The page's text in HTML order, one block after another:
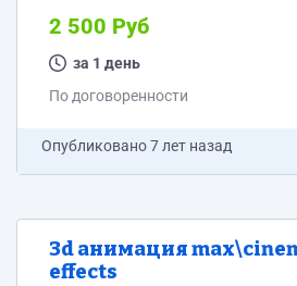
2 500 Руб
за 1 день
По договоренности
Опубликовано7 лет назад
3d анимация
effects